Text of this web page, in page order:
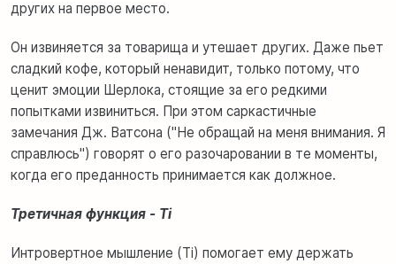
других на первое место.
Он извиняется за товарища и утешает других. Даже пьет
сладкий кофе, который ненавидит, только потому, что
ценит эмоции Шерлока, стоящие за его редкими
попытками извиниться. При этом саркастичные
замечания Дж. Ватсона ("Не обращай на меня внимания. Я
справлюсь") говорят о его разочаровании в те моменты,
когда его преданность принимается как должное.
Третичная функция - Ti
Интровертное мышление (Ti) помогает ему держать